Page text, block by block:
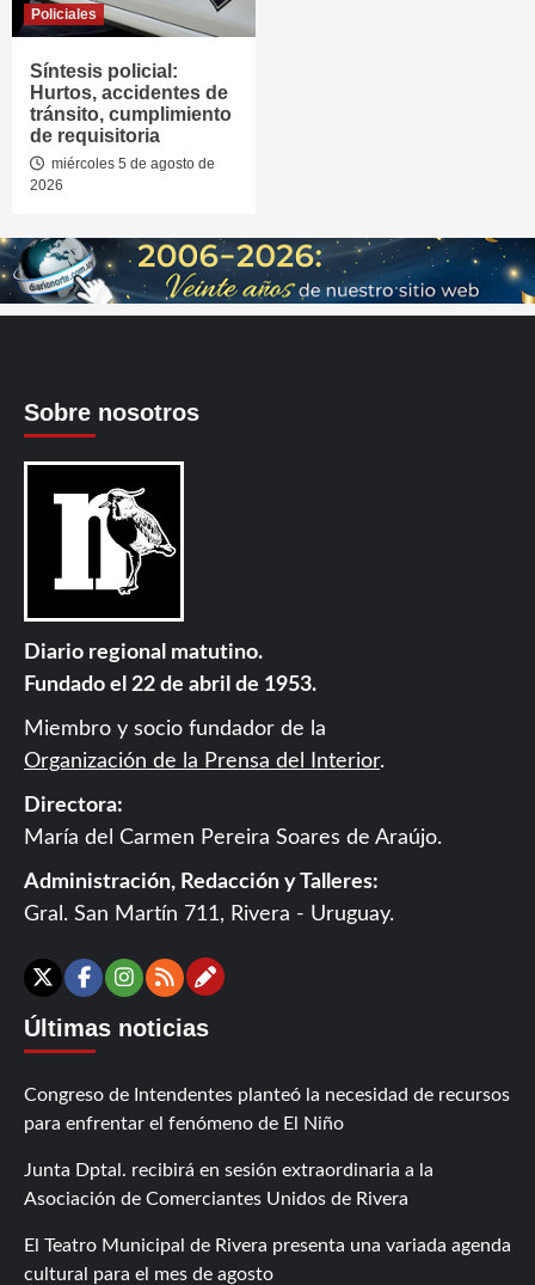
Policiales
Síntesis policial:
Hurtos, accidentes de
tránsito, cumplimiento
de requisitoria
miércoles 5 de agosto de
2026
Sobre nosotros
Diario regional matutino.
Fundado el 22 de abril de 1953.
Miembro y socio fundador de la
Organización de la Prensa del Interior.
Directora:
María del Carmen Pereira Soares de Araújo.
Administración, Redacción y Talleres:
Gral. San Martín 711, Rivera - Uruguay.
X Facebook
Instagram
RSSContáctanos
Últimas noticias
Congreso de Intendentes planteó la necesidad de recursos
para enfrentar el fenómeno de El Niño
Junta Dptal. recibirá en sesión extraordinaria a la
Asociación de Comerciantes Unidos de Rivera
El Teatro Municipal de Rivera presenta una variada agenda
cultural para el mes de agosto